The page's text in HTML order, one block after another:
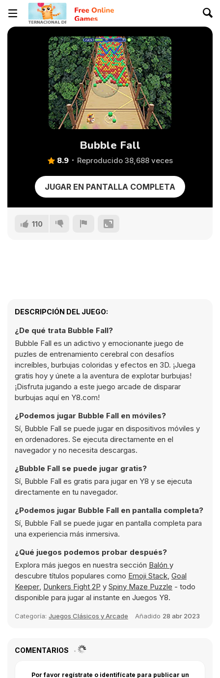
Bubble Fall
8.9 Reproducido 38,688 veces
JUGAR EN PANTALLA COMPLETA
110
DESCRIPCIÓN DEL JUEGO:
¿De qué trata Bubble Fall?
Bubble Fall es un adictivo y emocionante juego de
puzles de entrenamiento cerebral con desafíos
increíbles, burbujas coloridas y efectos en 3D. ¡Juega
gratis hoy y únete a la aventura de explotar burbujas!
¡Disfruta jugando a este juego arcade de disparar
burbujas aquí en Y8.com!
¿Podemos jugar Bubble Fall en móviles?
Sí, Bubble Fall se puede jugar en dispositivos móviles y
en ordenadores. Se ejecuta directamente en el
navegador y no necesita descargas.
¿Bubble Fall se puede jugar gratis?
Sí, Bubble Fall es gratis para jugar en Y8 y se ejecuta
directamente en tu navegador.
¿Podemos jugar Bubble Fall en pantalla completa?
Sí, Bubble Fall se puede jugar en pantalla completa para
una experiencia más inmersiva.
¿Qué juegos podemos probar después?
Explora más juegos en nuestra sección Balón y
descubre títulos populares como Emoji Stack, Goal
Keeper, Dunkers Fight 2P y Spiny Maze Puzzle - todo
disponible para jugar al instante en Juegos Y8.
Categoría: Juegos Clásicos y Arcade Añadido 28 abr 2023
COMENTARIOS
Por favor regístrate o identifícate para publicar un